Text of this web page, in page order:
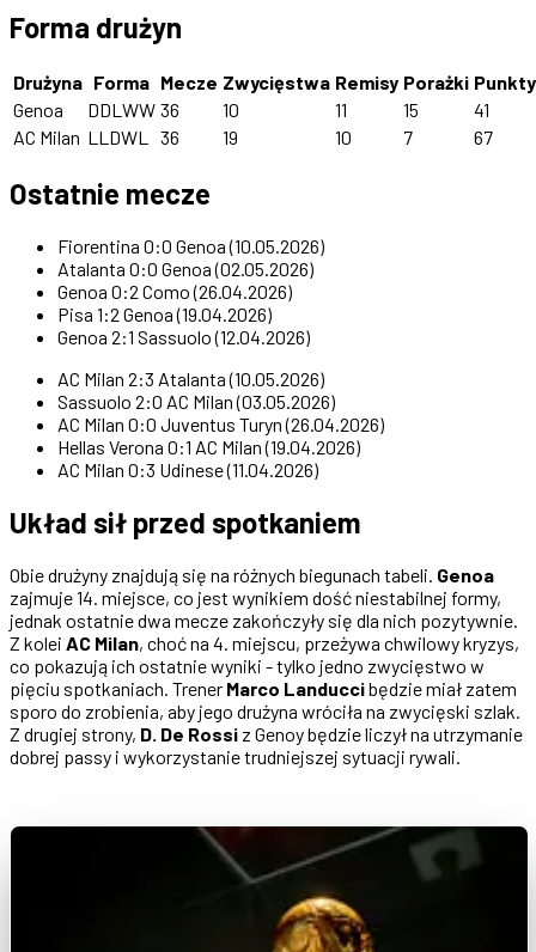
Forma drużyn
Drużyna Forma Mecze Zwycięstwa Remisy Porażki Punkty
Genoa
DDLWW 36 10 11 15
41
AC Milan LLDWL 36 19 10 7 67
Ostatnie mecze
Fiorentina 0:0 Genoa (10.05.2026)
Atalanta 0:0 Genoa (02.05.2026)
Genoa 0:2 Como (26.04.2026)
Pisa 1:2 Genoa (19.04.2026)
Genoa 2:1 Sassuolo (12.04.2026)
AC Milan 2:3 Atalanta (10.05.2026)
Sassuolo 2:0 AC Milan (03.05.2026)
AC Milan 0:0 Juventus Turyn (26.04.2026)
Hellas Verona 0:1 AC Milan (19.04.2026)
AC Milan 0:3 Udinese (11.04.2026)
Układ sił przed spotkaniem
Obie drużyny znajdują się na różnych biegunach tabeli. Genoa
zajmuje 14. miejsce, co jest wynikiem dość niestabilnej formy,
jednak ostatnie dwa mecze zakończyły się dla nich pozytywnie.
Z kolei AC Milan, choć na 4. miejscu, przeżywa chwilowy kryzys,
co pokazują ich ostatnie wyniki - tylko jedno zwycięstwo w
pięciu spotkaniach. Trener Marco Landuccibędzie miał zatem
sporo do zrobienia, aby jego drużyna wróciła na zwycięski szlak.
Z drugiej strony, D. De Rossi z Genoy będzie liczył na utrzymanie
dobrej passy i wykorzystanie trudniejszej sytuacji rywali.